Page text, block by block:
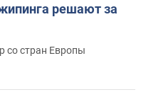
решают за
со стран Европы